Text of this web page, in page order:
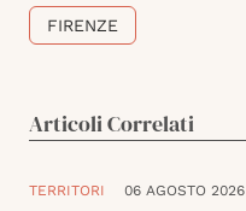
FIRENZE
Articoli Correlati
TERRITORI 06 AGOSTO 2026